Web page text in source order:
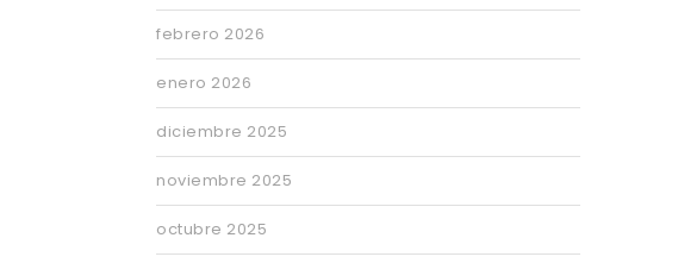
febrero 2026
enero 2026
diciembre 2025
noviembre 2025
octubre 2025